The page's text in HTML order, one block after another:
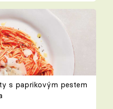
s paprikovým pestem